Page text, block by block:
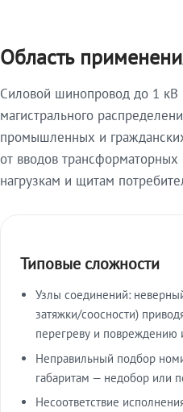
Область
Силовой шинопровод до 1 кВ
магистрального
промышленных и
от вводов
нагрузкам и щитам
Типовые сложности
Узлы соединений:
затяжки/соосности)
перегреву и повреждению
Неправильный подбор
габаритам — недобор или
Несоответствие